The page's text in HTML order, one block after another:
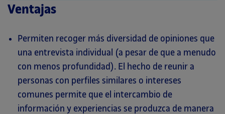
Ventajas
Permiten recoger más diversidad de opiniones que
una entrevista individual (a pesar de que a menudo
con menos profundidad). El hecho de reunir a
personas con perfiles similares o intereses
comunes permite que el intercambio de
información y experiencias se produzca de manera